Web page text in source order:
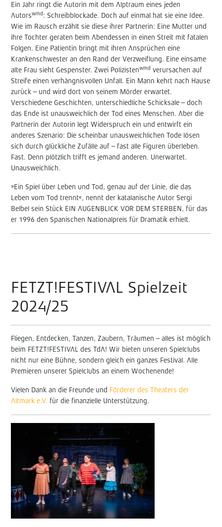
Ein Jahr ringt die Autorin mit dem Alptraum eines jeden
Autorswmd: Schreibblockade. Doch auf einmal hat sie eine Idee.
Wie im Rausch erzählt sie diese ihrer Partnerin: Eine Mutter und
ihre Tochter geraten beim Abendessen in einen Streit mit fatalen
Folgen. Eine Patientin bringt mit ihren Ansprüchen eine
Krankenschwester an den Rand der Verzweiflung. Eine einsame
alte Frau sieht Gespenster. Zwei Polizistenwmd verursachen auf
Streife einen verhängnisvollen Unfall. Ein Mann kehrt nach Hause
zurück – und wird dort von seinem Mörder erwartet.
Verschiedene Geschichten, unterschiedliche Schicksale – doch
das Ende ist unausweichlich der Tod eines Menschen. Aber die
Partnerin der Autorin legt Widerspruch ein und entwirft ein
anderes Szenario: Die scheinbar unausweichlichen Tode lösen
sich durch glückliche Zufälle auf – fast alle Figuren überleben.
Fast. Denn plötzlich trifft es jemand anderen. Unerwartet.
Unausweichlich.
»Ein Spiel über Leben und Tod, genau auf der Linie, die das
Leben vom Tod trennt«, nennt der katalanische Autor Sergi
Belbel sein Stück EIN AUGENBLICK VOR DEM STERBEN, für das
er 1996 den Spanischen Nationalpreis für Dramatik erhielt.
FETZT!FESTIVAL Spielzeit
2024/25
Fliegen, Entdecken, Tanzen, Zaubern, Träumen – alles ist möglich
beim FETZT!FESTIVAL des TdA! Wir bieten unseren Spielclubs
nicht nur eine Bühne, sondern gleich ein ganzes Festival. Alle
Premieren unserer Spielclubs an einem Wochenende!
Vielen Dank an die Freunde und Förderer des Theaters der
Altmark e.V. für die finanzielle Unterstützung.